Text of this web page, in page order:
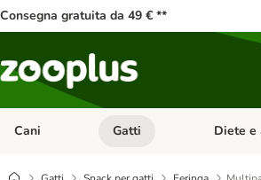
Consegna gratuita da 49 € **
Cani Apri Menu Categoria: Cani
Gatti Apri
Diete e